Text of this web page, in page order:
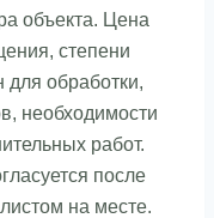
объекта. Цена
степени
для обработки,
необходимости
работ.
после
на месте.